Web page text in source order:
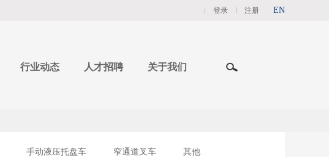
登录 注册 EN
行业动态 人才招聘 关于我们
手动液压托盘车 窄通道叉车 其他